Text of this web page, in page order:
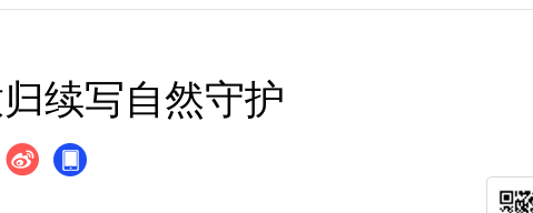
续写自然守护